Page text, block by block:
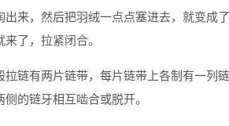
来，然后把羽绒一点点塞进去，就变成了
了，拉紧闭合。
链有两片链带，每片链带上各制有一列链
的链牙相互啮合或脱开。